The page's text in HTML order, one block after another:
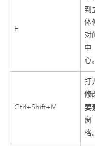
E
到
体
对
中
心。
Ctrl+Shift+M
打
修
要
窗
格。